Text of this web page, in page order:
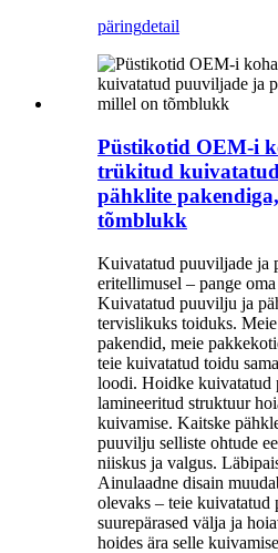
päringdetail
Püstikotid OEM-i
trükitud
pähklite
tõmblukk
Kuivatatud puuviljade ja
eritellimusel – pange
Kuivatatud puuvilju ja
tervislikuks toiduks.
pakendid, meie
teie kuivatatud toidu
loodi. Hoidke kuivatatud
lamineeritud struktuur
kuivamise. Kaitske
puuvilju selliste ohtude
niiskus ja valgus.
Ainulaadne disain
olevaks – teie
suurepärased välja ja
hoides ära selle